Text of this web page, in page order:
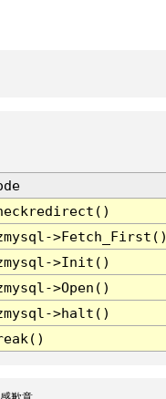
>Init()
>Open()
>halt()